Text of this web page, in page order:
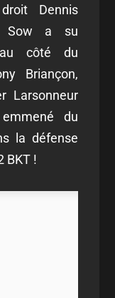
Dennis
Sow a su
au côté du
Briançon,
Larsonneur
du
la défense
BKT !